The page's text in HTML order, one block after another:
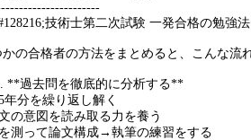
技術士第二次試験 一発合格の勉強法
かの合格者の方法をまとめると、こんな流
**過去問を徹底的に分析する**
年分を繰り返し解く
の意図を読み取る力を養う
測って論文構成→執筆の練習をする